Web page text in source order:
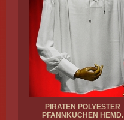
PIRATEN POLYESTER
PFANNKUCHEN HEMD.